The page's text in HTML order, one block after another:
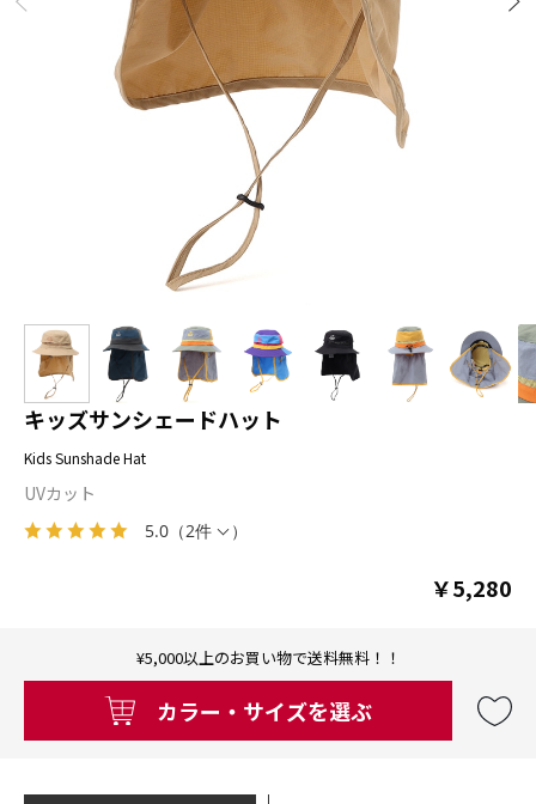
5.0 （2件 ）
キッズサンシェードハット
Kids Sunshade Hat
UVカット
￥5,280
¥5,000以上のお買い物で送料無料！！
カラー・サイズを選ぶ